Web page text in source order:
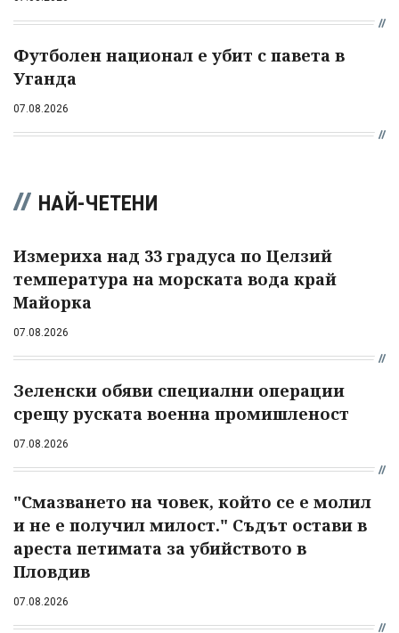
Футболен национал е убит с павета в
Уганда
07.08.2026
НАЙ-ЧЕТЕНИ
Измериха над 33 градуса по Целзий
температура на морската вода край
Майорка
07.08.2026
Зеленски обяви специални операции
срещу руската военна промишленост
07.08.2026
"Смазването на човек, който се е молил
и не е получил милост." Съдът остави в
ареста петимата за убийството в
Пловдив
07.08.2026